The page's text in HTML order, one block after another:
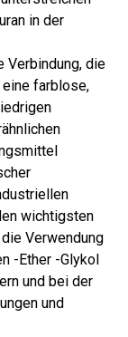
in der
Verbindung, die
farblose,
wichtigsten
Verwendung
-Ether -Glykol
und bei der
und